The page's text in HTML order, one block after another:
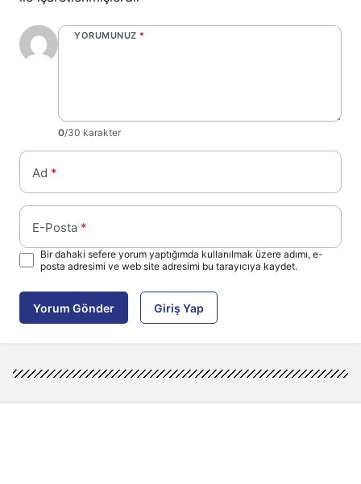
YORUMUNUZ *
0/30 karakter
Ad *
E-Posta *
Bir dahaki sefere yorum yaptığımda kullanılmak üzere adımı, e-
posta adresimi ve web site adresimi bu tarayıcıya kaydet.
Yorum Gönder Giriş Yap